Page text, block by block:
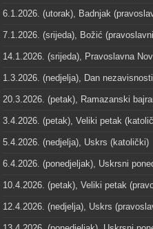
6.1.2026. (utorak), Badnjak
7.1.2026. (srijeda), Božić
14.1.2026. (srijeda), Pravoslavna
1.3.2026. (nedjelja), Dan
20.3.2026. (petak), Ramazanski
3.4.2026. (petak), Veliki petak
5.4.2026. (nedjelja), Uskrs (katolički)
6.4.2026. (ponedjeljak), Uskrsni
10.4.2026. (petak), Veliki petak
12.4.2026. (nedjelja), Uskrs